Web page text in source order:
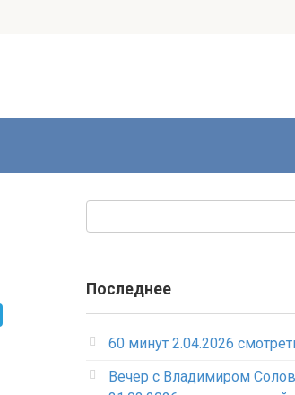
Последнее
60 минут 2.04.2026
Вечер с Владимиром